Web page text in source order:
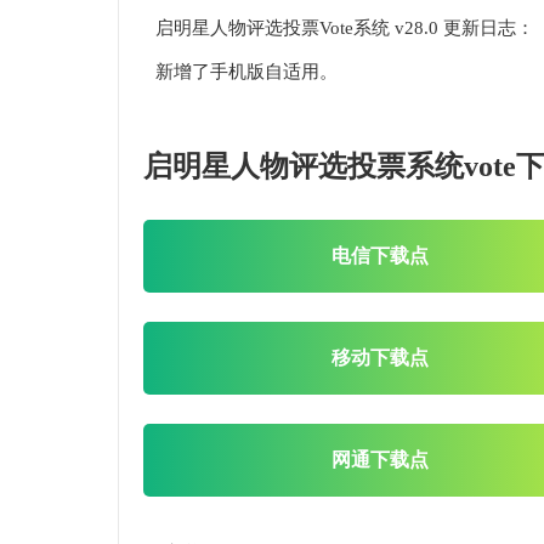
启明星人物评选投票Vote系统 v28.0 更新日志：
新增了手机版自适用。
启明星人物评选投票系统vote
电信下载点
移动下载点
网通下载点